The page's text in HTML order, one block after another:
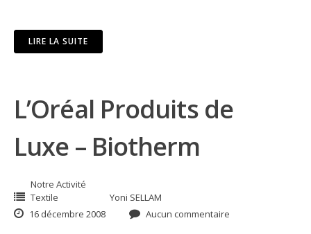
LIRE LA SUITE
L’Oréal Produits de
Luxe – Biotherm
Notre Activité
Textile
Yoni SELLAM
16 décembre 2008
Aucun commentaire